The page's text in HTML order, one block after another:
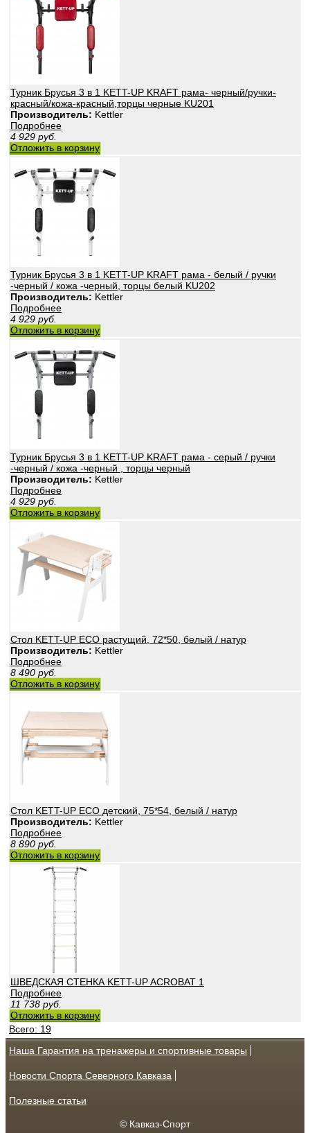
Турник Брусья 3 в 1 KETT-UP KRAFT рама- черный/ручки-
красный/кожа-красный,торцы черные KU201
Производитель: Kettler
Подробнее
4 929 руб.
Отложить в корзину
Турник Брусья 3 в 1 KETT-UP KRAFT рама - белый / ручки
-черный / кожа -черный, торцы белый KU202
Производитель: Kettler
Подробнее
4 929 руб.
Отложить в корзину
Турник Брусья 3 в 1 KETT-UP KRAFT рама - серый / ручки
-черный / кожа -черный , торцы черный
Производитель: Kettler
Подробнее
4 929 руб.
Отложить в корзину
Стол KETT-UP ECO растущий, 72*50, белый / натур
Производитель: Kettler
Подробнее
8 490 руб.
Отложить в корзину
Стол KETT-UP ECO детский, 75*54, белый / натур
Производитель: Kettler
Подробнее
8 890 руб.
Отложить в корзину
ШВЕДСКАЯ СТЕНКА KETT-UP ACROBAT 1
Подробнее
11 738 руб.
Отложить в корзину
Всего: 19
Наша Гарантия на тренажеры и спортивные товары
Новости Спорта Северного Кавказа
Полезные статьи
© Кавказ-Спорт